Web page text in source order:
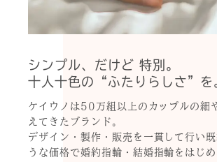
シンプル、だけど 特別。
十人十色の“ふたりらしさ”を
ケイウノは50万組以上のカップルの細
えてきたブランド。
デザイン・製作・販売を一貫して行い
うな価格で婚約指輪・結婚指輪をはじめ